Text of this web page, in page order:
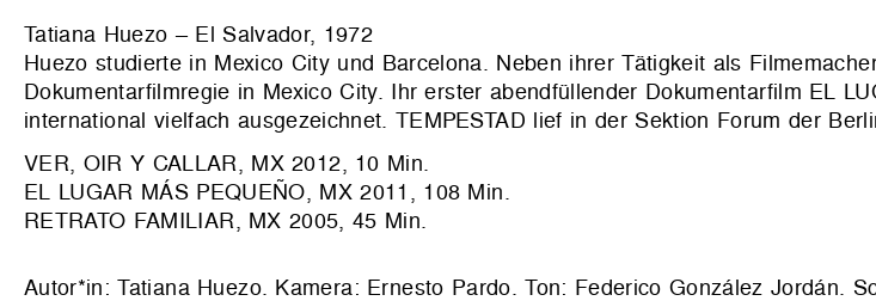
Tatiana Huezo – El Salvador, 1972
Huezo studierte in Mexico City und Barcelona. Neben ihrer Tätigkeit als
Dokumentarfilmregie in Mexico City. Ihr erster abendfüllender Dokumentarfilm EL
international vielfach ausgezeichnet. TEMPESTAD lief in der Sektion Forum der
VER, OIR Y CALLAR, MX 2012, 10 Min.
EL LUGAR MÁS PEQUEÑO, MX 2011, 108 Min.
RETRATO FAMILIAR, MX 2005, 45 Min.
Autor*in: Tatiana Huezo. Kamera: Ernesto Pardo. Ton: Federico González Jordán.